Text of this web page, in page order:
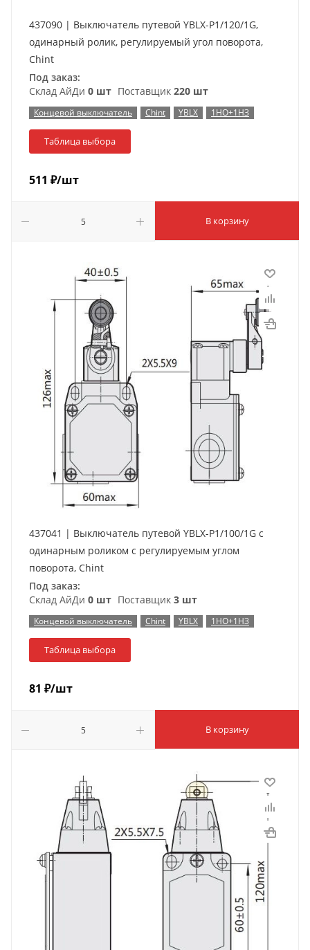
437090 | Выключатель путевой YBLX-P1/120/1G,
одинарный ролик, регулируемый угол поворота,
Chint
Под заказ:
Склад АйДи 0 шт Поставщик 220 шт
Концевой выключатель Chint YBLX 1НО+1НЗ
Таблица выбора
511 ₽/шт
В корзину
437041 | Выключатель путевой YBLX-P1/100/1G с
одинарным роликом с регулируемым углом
поворота, Chint
Под заказ:
Склад АйДи 0 шт Поставщик 3 шт
Концевой выключатель Chint YBLX 1НО+1НЗ
Таблица выбора
81 ₽/шт
В корзину